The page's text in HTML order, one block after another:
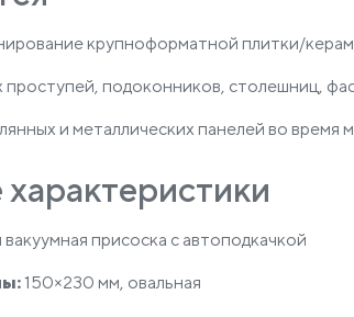
крупноформатной плитки/
проступей, подоконников, столешниц,
и металлических панелей во время
вакуумная присоска с автоподкачкой
150×230 мм, овальная